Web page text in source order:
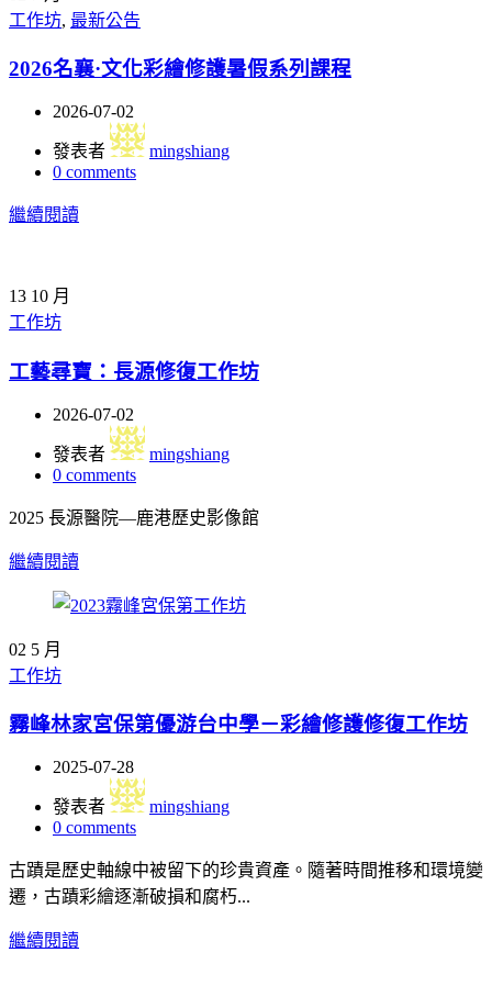
工作坊, 最新公告
2026名襄·文化彩繪修護暑假系列課程
2026-07-02
發表者
mingshiang
0 comments
繼續閱讀
13 10 月
工作坊
工藝尋寶：長源修復工作坊
2026-07-02
發表者
mingshiang
0 comments
2025 長源醫院—鹿港歷史影像館
繼續閱讀
02 5 月
工作坊
霧峰林家宮保第優游台中學－彩繪修護修復工作坊
2025-07-28
發表者
mingshiang
0 comments
古蹟是歷史軸線中被留下的珍貴資產。隨著時間推移和環境變
遷，古蹟彩繪逐漸破損和腐朽...
繼續閱讀